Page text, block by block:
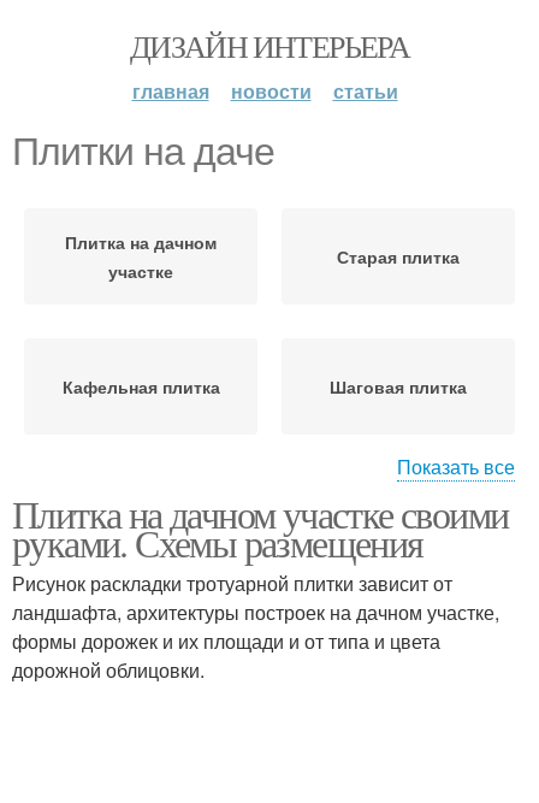
ДИЗАЙН ИНТЕРЬЕРА
главная новости статьи
Плитки на даче
Плитка на дачном
участке
Старая плитка
Кафельная плитка Шаговая плитка
плитки
плитки
Плитки в сад
Показать все
Плитка на дачном участке своими
руками. Схемы размещения
Рисунок раскладки тротуарной плитки зависит от
ландшафта, архитектуры построек на дачном участке,
формы дорожек и их площади и от типа и цвета
дорожной облицовки.